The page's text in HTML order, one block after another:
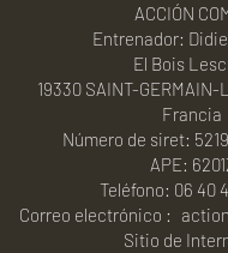
ACCIÓN
Entrenador:
El Bois
19330 SAINT-GERMAIN-
Francia
Número de siret:
APE:
Teléfono: 06 40
Correo electrónico :
Sitio de